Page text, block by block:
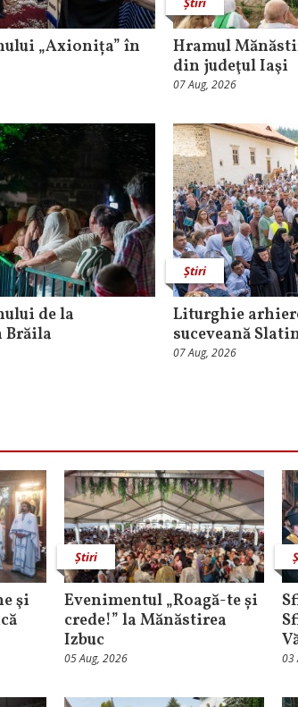
„Axionița” în
Hramul
din judeţul Iaşi
07 Aug, 2026
de la
Brăila
Știri
Liturghie
suceveană
07 Aug, 2026
şi
Știri
Evenimentul „Roagă-te și
crede!” la Mănăstirea
Izbuc
05 Aug, 2026 03